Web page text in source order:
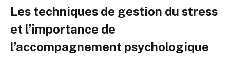
Les techniques de gestion du stress
et l’importance de
l’accompagnement psychologique